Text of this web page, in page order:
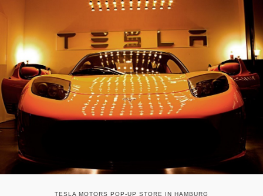
TESLA MOTORS POP-UP STORE IN HAMBURG